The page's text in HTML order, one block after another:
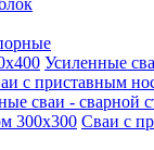
Усиленные
с приставным
сваи - сварной
300х300 Сваи с